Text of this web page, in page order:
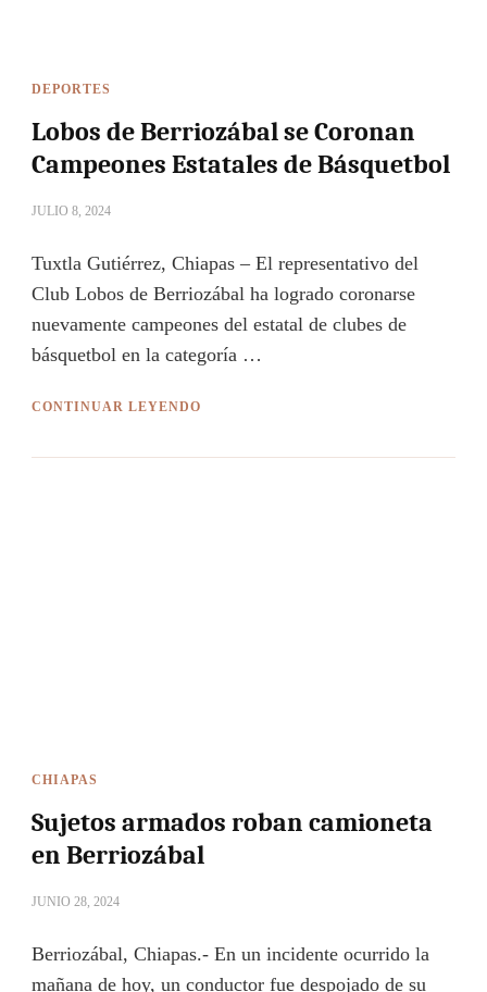
DEPORTES
Lobos de Berriozábal se Coronan
Campeones Estatales de Básquetbol
JULIO 8, 2024
Tuxtla Gutiérrez, Chiapas – El representativo del
Club Lobos de Berriozábal ha logrado coronarse
nuevamente campeones del estatal de clubes de
básquetbol en la categoría …
CONTINUAR LEYENDO
CHIAPAS
Sujetos armados roban camioneta
en Berriozábal
JUNIO 28, 2024
Berriozábal, Chiapas.- En un incidente ocurrido la
mañana de hoy, un conductor fue despojado de su